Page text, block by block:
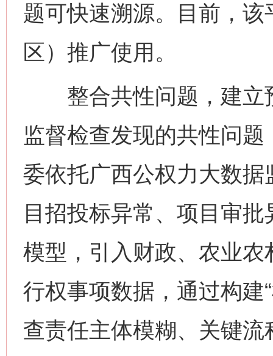
题可快速溯源。目前，
区）推广使用。
整合共性问题，建立
监督检查发现的共性问
委依托广西公权力大数
目招投标异常、项目审
模型，引入财政、农业
行权事项数据，通过构建
查责任主体模糊、关键